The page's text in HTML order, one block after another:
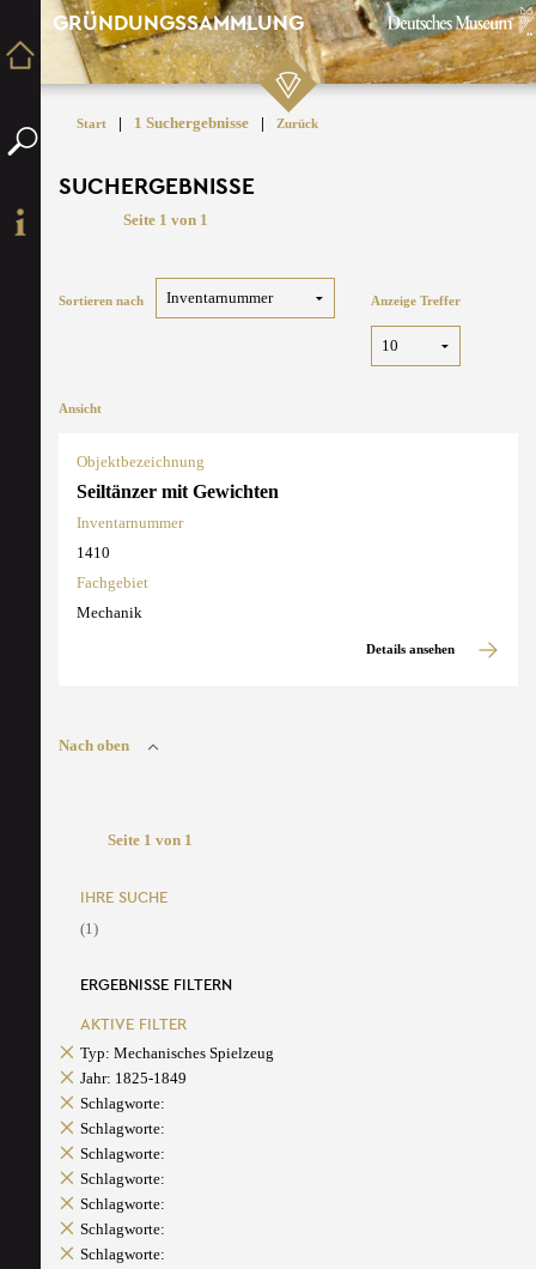
GRÜNDUNGSSAMMLUNG
Start | 1 Suchergebnisse | Zurück
SUCHERGEBNISSE
Seite 1 von 1
Sortieren nach Anzeige Treffer
Ansicht
Objektbezeichnung
Seiltänzer mit Gewichten
Inventarnummer
1410
Fachgebiet
Mechanik
Details ansehen
Nach oben
Seite 1 von 1
IHRE SUCHE
(1)
ERGEBNISSE FILTERN
AKTIVE FILTER
Typ: Mechanisches Spielzeug
Jahr: 1825-1849
Schlagworte:
Schlagworte:
Schlagworte:
Schlagworte:
Schlagworte:
Schlagworte:
Schlagworte: